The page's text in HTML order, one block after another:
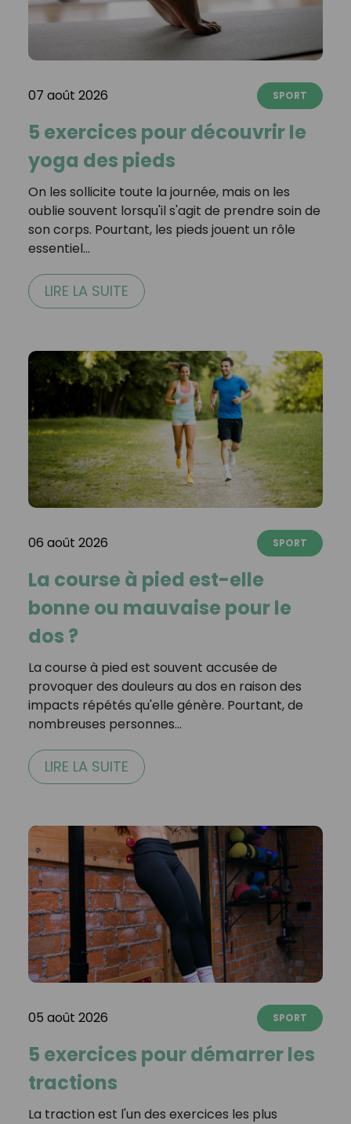
07 août 2026 SPORT
5 exercices pour découvrir le
yoga des pieds
On les sollicite toute la journée, mais on les
oublie souvent lorsqu'il s'agit de prendre soin de
son corps. Pourtant, les pieds jouent un rôle
essentiel…
LIRE LA SUITE
06 août 2026 SPORT
La course à pied est-elle
bonne ou mauvaise pour le
dos ?
La course à pied est souvent accusée de
provoquer des douleurs au dos en raison des
impacts répétés qu'elle génère. Pourtant, de
nombreuses personnes…
LIRE LA SUITE
05 août 2026 SPORT
5 exercices pour démarrer les
tractions
La traction est l'un des exercices les plus